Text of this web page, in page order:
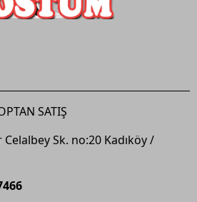
SATIŞ
Sk. no:20 Kadıköy /